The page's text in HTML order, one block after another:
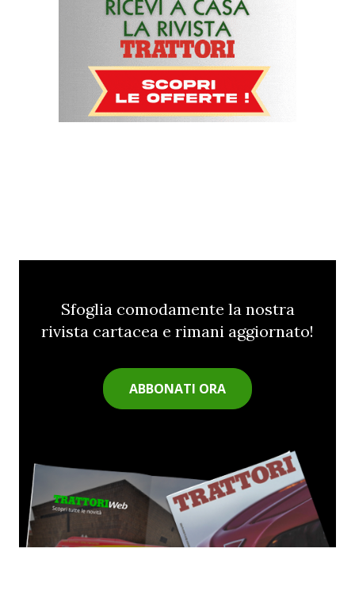
Sfoglia comodamente la nostra
rivista cartacea e rimani aggiornato!
ABBONATI ORA